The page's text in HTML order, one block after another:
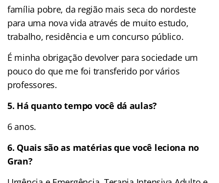
família pobre, da região mais seca do nordeste
para uma nova vida através de muito estudo,
trabalho, residência e um concurso público.
É minha obrigação devolver para sociedade um
pouco do que me foi transferido por vários
professores.
5. Há quanto tempo você dá aulas?
6 anos.
6. Quais são as matérias que você leciona no
Gran?